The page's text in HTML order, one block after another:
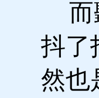
而
抖了
然也